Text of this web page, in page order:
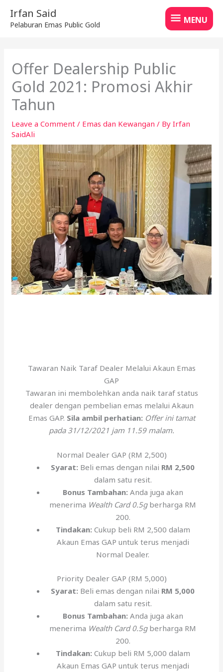
content
Irfan Said
Pelaburan Emas Public Gold
MENU
MENU
Offer Dealership Public
Gold 2021: Promosi Akhir
Tahun
Leave a Comment / Emas dan Kewangan / ByIrfan
SaidAli
Tawaran Naik Taraf Dealer Melalui Akaun Emas
GAP
Tawaran ini membolehkan anda naik taraf status
dealer dengan pembelian emas melalui Akaun
Emas GAP. Sila ambil perhatian: Offer ini tamat
pada 31/12/2021 jam 11.59 malam.
Normal Dealer GAP (RM 2,500)
Syarat: Beli emas dengan nilai RM 2,500
dalam satu resit.
Bonus Tambahan:Anda juga akan
menerima Wealth Card 0.5gberharga RM
200.
Tindakan:Cukup beli RM 2,500 dalam
Akaun Emas GAP untuk terus menjadi
Normal Dealer.
Priority Dealer GAP (RM 5,000)
Syarat: Beli emas dengan nilai RM 5,000
dalam satu resit.
Bonus Tambahan:Anda juga akan
menerima Wealth Card 0.5gberharga RM
200.
Tindakan:Cukup beli RM 5,000 dalam
Akaun Emas GAP untuk terus menjadi